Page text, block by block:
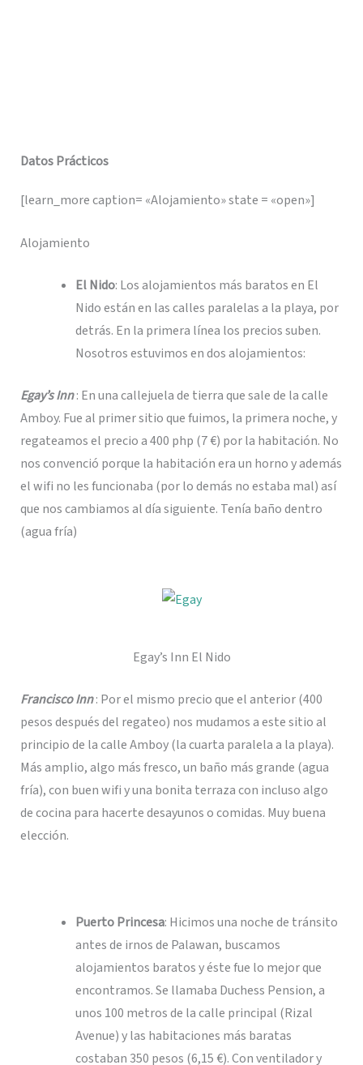
Datos Prácticos
[learn_more caption= «Alojamiento» state = «open»]
Alojamiento
El Nido: Los alojamientos más baratos en El
Nido están en las calles paralelas a la playa, por
detrás. En la primera línea los precios suben.
Nosotros estuvimos en dos alojamientos:
Egay’s Inn: En una callejuela de tierra que sale de la calle
Amboy. Fue al primer sitio que fuimos, la primera noche, y
regateamos el precio a 400 php (7 €) por la habitación. No
nos convenció porque la habitación era un horno y además
el wifi no les funcionaba (por lo demás no estaba mal) así
que nos cambiamos al día siguiente. Tenía baño dentro
(agua fría)
Egay’s Inn El Nido
Francisco Inn: Por el mismo precio que el anterior (400
pesos después del regateo) nos mudamos a este sitio al
principio de la calle Amboy (la cuarta paralela a la playa).
Más amplio, algo más fresco, un baño más grande (agua
fría), con buen wifi y una bonita terraza con incluso algo
de cocina para hacerte desayunos o comidas. Muy buena
elección.
Puerto Princesa: Hicimos una noche de tránsito
antes de irnos de Palawan, buscamos
alojamientos baratos y éste fue lo mejor que
encontramos. Se llamaba Duchess Pension, a
unos 100 metros de la calle principal (Rizal
Avenue) y las habitaciones más baratas
costaban 350 pesos (6,15 €). Con ventilador y